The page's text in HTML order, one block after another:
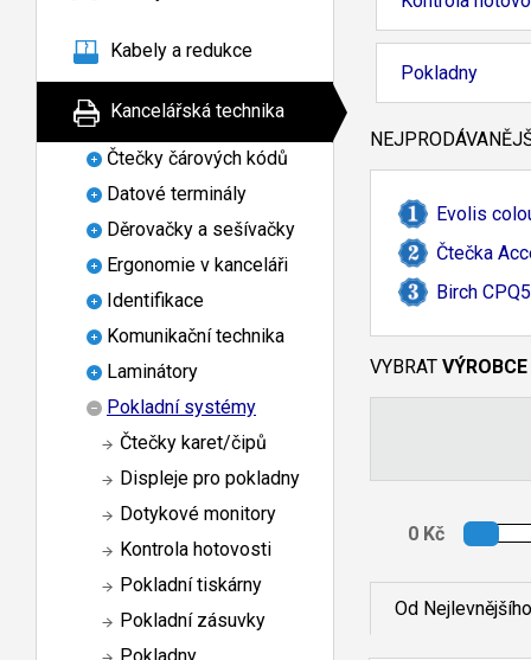
Kabely a redukce
Kancelářská technika
Čtečky čárových kódů
Datové terminály
Děrovačky a sešívačky
Ergonomie v kanceláři
Identifikace
Komunikační technika
Laminátory
Pokladní systémy
Čtečky karet/čipů
Displeje pro pokladny
Dotykové monitory
Kontrola hotovosti
Pokladní tiskárny
Pokladní zásuvky
Pokladny
Evolis
Čtečka
Birch
VYBRAT VÝROBCE
Od Nejlevnějšího